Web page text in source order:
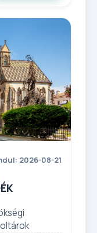
2026-08-21